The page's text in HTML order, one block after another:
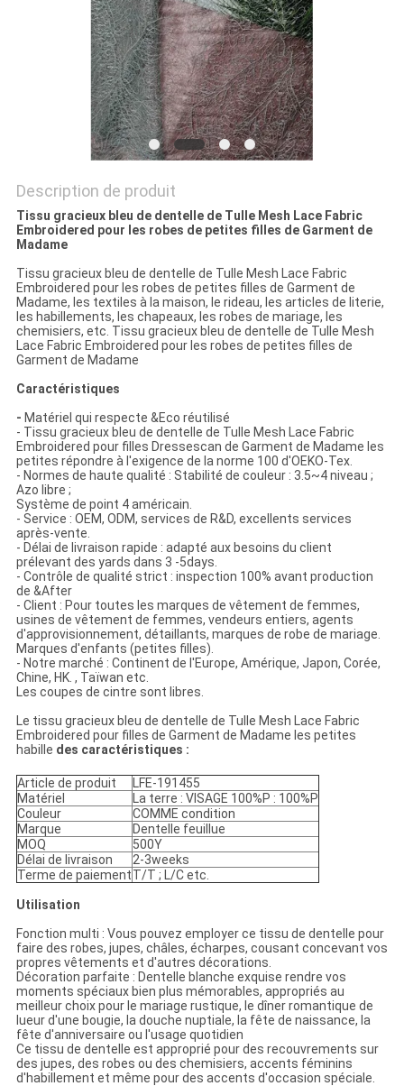
POLITIQUE
CONFIDENTIALITÉ
Description de produit
Tissu gracieux bleu de dentelle de Tulle Mesh Lace Fabric
Embroidered pour les robes de petites filles de Garment de
Madame
Tissu gracieux bleu de dentelle de Tulle Mesh Lace Fabric
Embroidered pour les robes de petites filles de Garment de
Madame, les textiles à la maison, le rideau, les articles de literie,
les habillements, les chapeaux, les robes de mariage, les
chemisiers, etc. Tissu gracieux bleu de dentelle de Tulle Mesh
Lace Fabric Embroidered pour les robes de petites filles de
Garment de Madame
Caractéristiques
- Matériel qui respecte &Eco réutilisé
- Tissu gracieux bleu de dentelle de Tulle Mesh Lace Fabric
Embroidered pour filles Dressescan de Garment de Madame les
petites répondre à l'exigence de la norme 100 d'OEKO-Tex.
- Normes de haute qualité : Stabilité de couleur : 3.5~4 niveau ;
Azo libre ;
Système de point 4 américain.
- Service : OEM, ODM, services de R&D, excellents services
après-vente.
- Délai de livraison rapide : adapté aux besoins du client
prélevant des yards dans 3 -5days.
- Contrôle de qualité strict : inspection 100% avant production
de &After
- Client : Pour toutes les marques de vêtement de femmes,
usines de vêtement de femmes, vendeurs entiers, agents
d'approvisionnement, détaillants, marques de robe de mariage.
Marques d'enfants (petites filles).
- Notre marché : Continent de l'Europe, Amérique, Japon, Corée,
Chine, HK. , Taïwan etc.
Les coupes de cintre sont libres.
Le tissu gracieux bleu de dentelle de Tulle Mesh Lace Fabric
Embroidered pour filles de Garment de Madame les petites
habille des caractéristiques :
Article de produit
LFE-191455
Matériel
La terre : VISAGE 100%P : 100%P
Couleur
COMME condition
Marque
Dentelle feuillue
MOQ
500Y
Délai de livraison
2-3weeks
Terme de paiementT/T ; L/C etc.
Utilisation
Fonction multi : Vous pouvez employer ce tissu de dentelle pour
faire des robes, jupes, châles, écharpes, cousant concevant vos
propres vêtements et d'autres décorations.
Décoration parfaite : Dentelle blanche exquise rendre vos
moments spéciaux bien plus mémorables, appropriés au
meilleur choix pour le mariage rustique, le dîner romantique de
lueur d'une bougie, la douche nuptiale, la fête de naissance, la
fête d'anniversaire ou l'usage quotidien
Ce tissu de dentelle est approprié pour des recouvrements sur
des jupes, des robes ou des chemisiers, accents féminins
d'habillement et même pour des accents d'occasion spéciale.